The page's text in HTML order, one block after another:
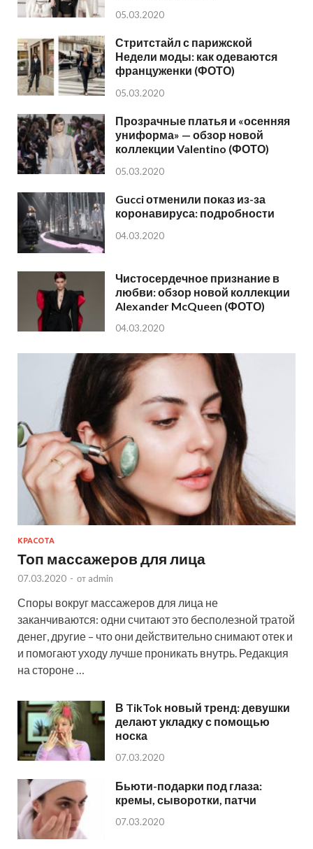
05.03.2020
Стритстайл с парижской
Недели моды: как одеваются
француженки (ФОТО)
05.03.2020
Прозрачные платья и «осенняя
униформа» — обзор новой
коллекции Valentino (ФОТО)
05.03.2020
Gucci отменили показ из-за
коронавируса: подробности
04.03.2020
Чистосердечное признание в
любви: обзор новой коллекции
Alexander McQueen (ФОТО)
04.03.2020
КРАСОТА
Топ массажеров для лица
07.03.2020 - от admin
Споры вокруг массажеров для лица не
заканчиваются: одни считают это бесполезной тратой
денег, другие – что они действительно снимают отек и
и помогают уходу лучше проникать внутрь. Редакция
на стороне …
В TikTok новый тренд: девушки
делают укладку с помощью
носка
07.03.2020
Бьюти-подарки под глаза:
кремы, сыворотки, патчи
07.03.2020